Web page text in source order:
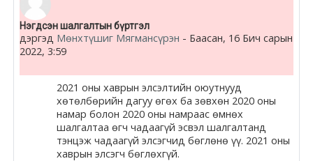
Moodle
development
Moodle
Docs
Moodle.com
Нэгдсэн шалгалтын бүртгэл
дэргэд Мөнхтүшиг Мягмансүрэн - Баасан, 16 Бич сарын
2022, 3:59
Number of replies: 0
2021 оны хаврын элсэлтийн оюутнууд
хөтөлбөрийн дагуу өгөх ба зөвхөн 2020 оны
намар болон 2020 оны намраас өмнөх
шалгалтаа өгч чадаагүй эсвэл шалгалтанд
тэнцэж чадаагүй элсэгчид бөглөнө үү. 2021 оны
хаврын элсэгч бөглөхгүй.